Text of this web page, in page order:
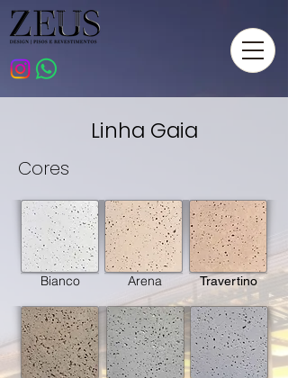
Linha Gaia
Cores
Bianco Arena Travertino